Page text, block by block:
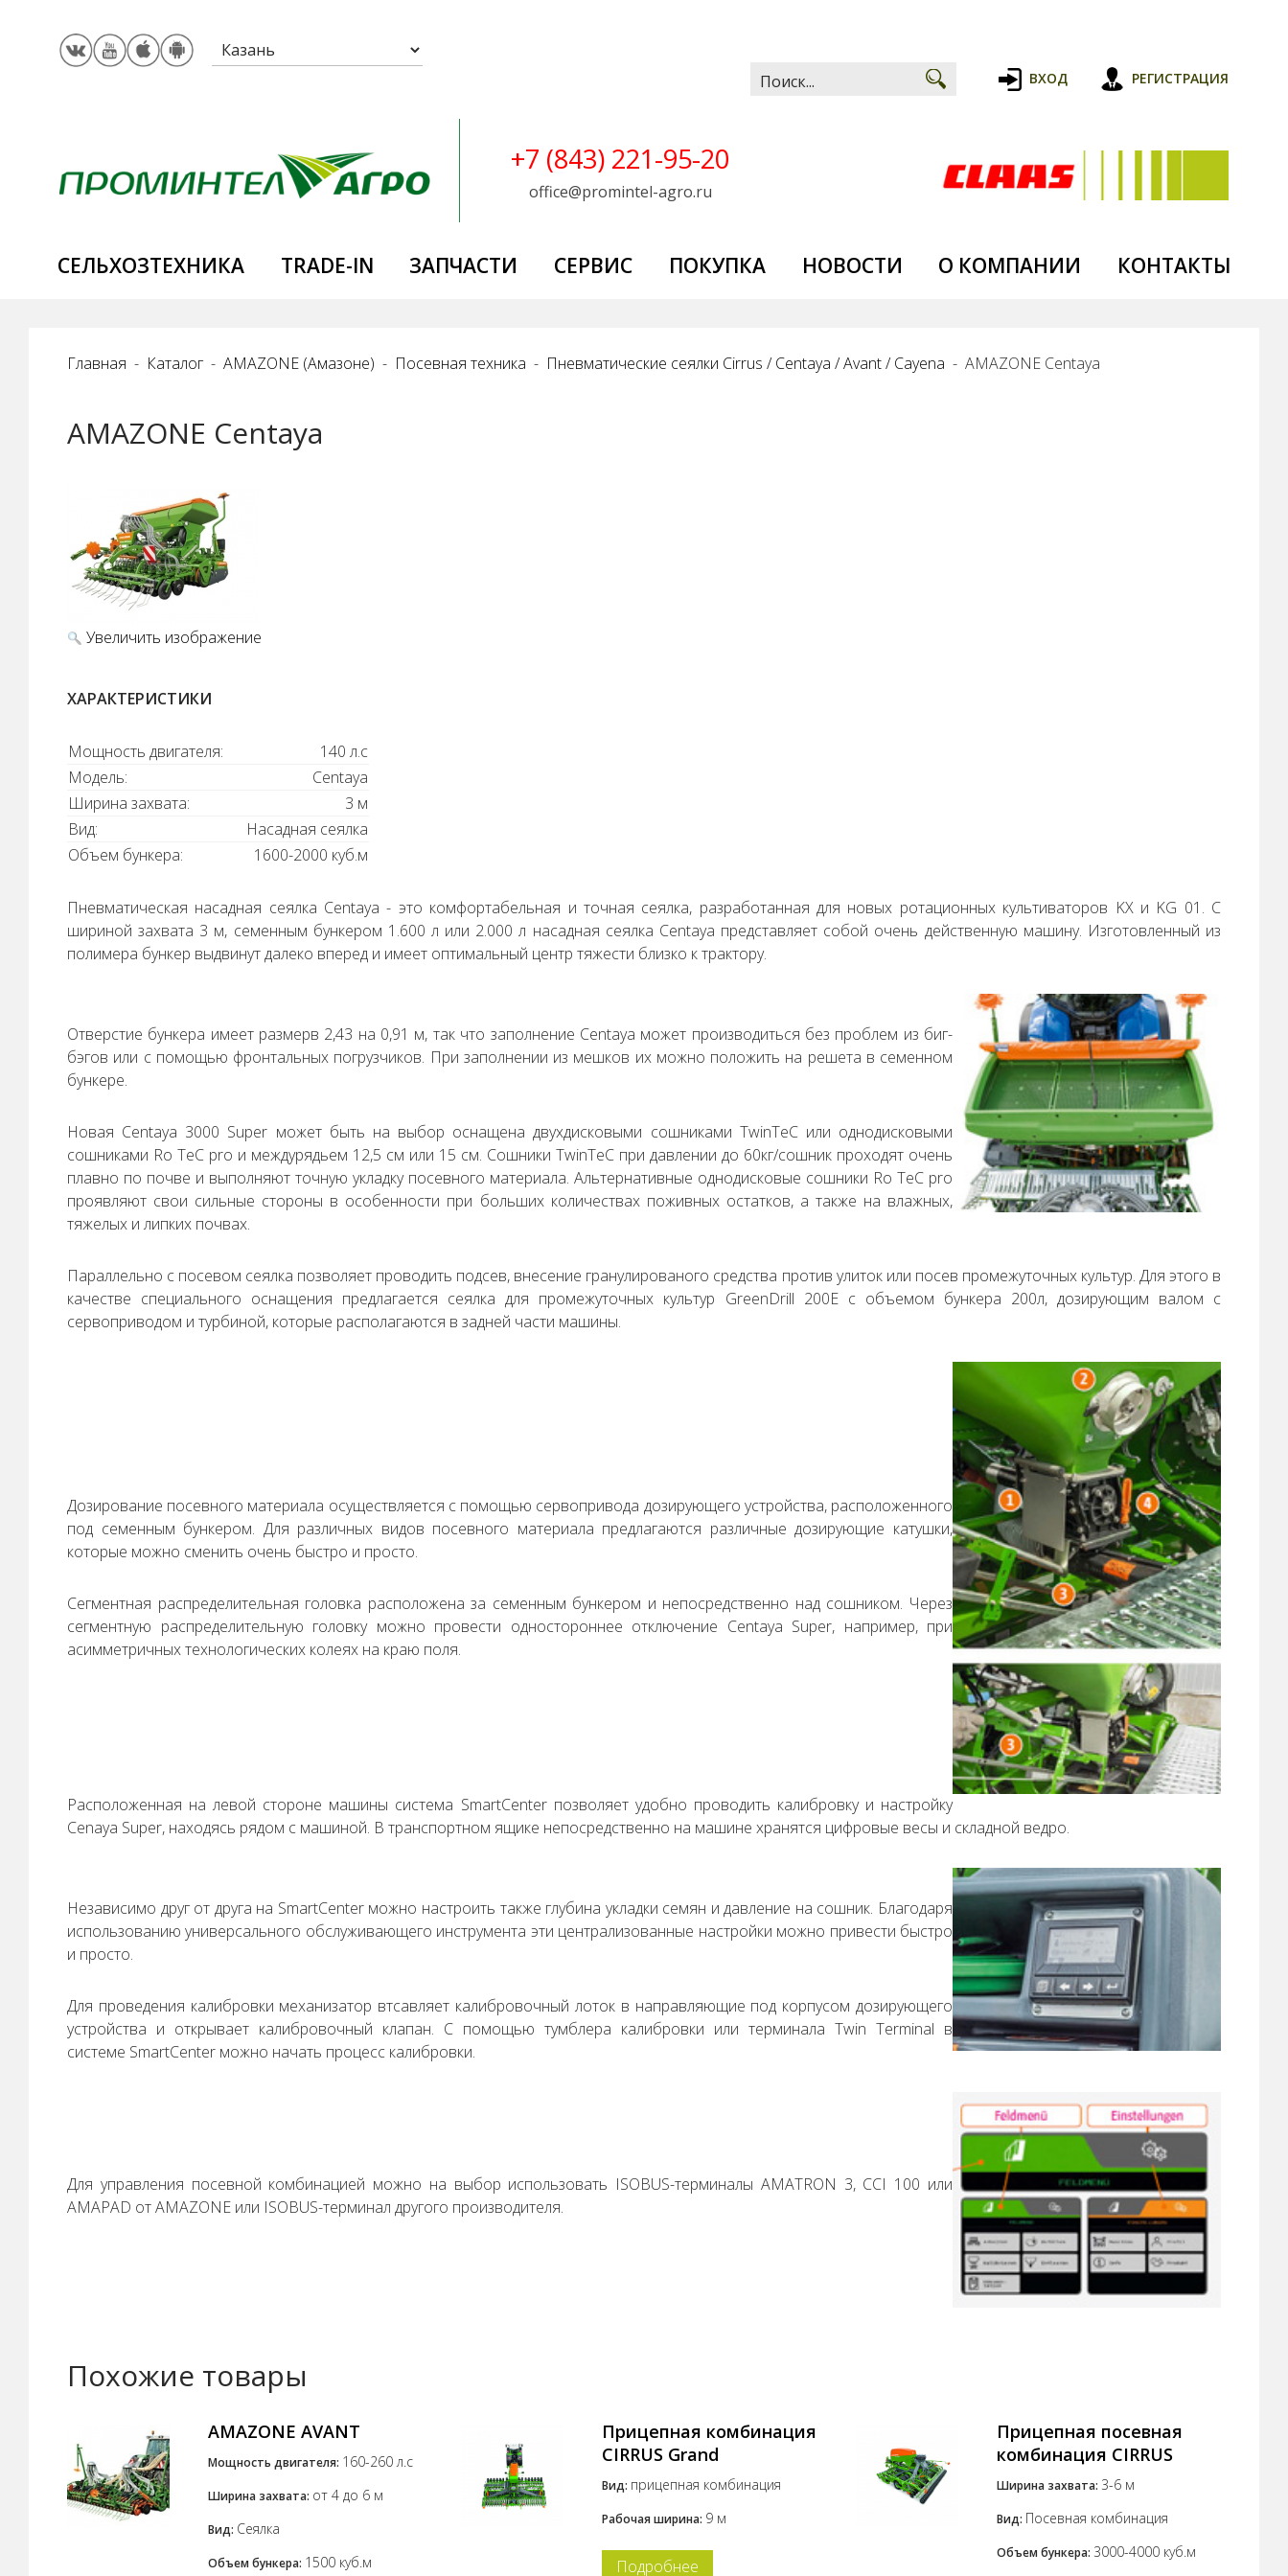
Искать... ВХОД РЕГИСТРАЦИЯ
+7 (843) 221-95-20
office@promintel-agro.ru
CЕЛЬХОЗТЕХНИКА TRADE-IN ЗАПЧАСТИ СЕРВИС ПОКУПКА НОВОСТИ О КОМПАНИИ КОНТАКТЫ
Главная Каталог AMAZONE (Амазоне) Посевная техника Пневматические сеялки Cirrus / Centaya / Avant / Cayena AMAZONE Centaya
AMAZONE Centaya
Увеличить изображение
ХАРАКТЕРИСТИКИ
Мощность двигателя:
140 л.с
Модель:
Centaya
Ширина захвата:
3 м
Вид:
Насадная сеялка
Объем бункера:
1600-2000 куб.м
Пневматическая насадная сеялка Centaya - это комфортабельная и точная сеялка, разработанная для новых ротационных культиваторов KX и KG 01. С
шириной захвата 3 м, семенным бункером 1.600 л или 2.000 л насадная сеялка Centaya представляет собой очень действенную машину. Изготовленный из
полимера бункер выдвинут далеко вперед и имеет оптимальный центр тяжести близко к трактору.
Отверстие бункера имеет размерв 2,43 на 0,91 м, так что заполнение Centaya может производиться без проблем из биг-
бэгов или с помощью фронтальных погрузчиков. При заполнении из мешков их можно положить на решета в семенном
бункере.
Новая Centaya 3000 Super может быть на выбор оснащена двухдисковыми сошниками TwinTeC или однодисковыми
сошниками Ro TeC pro и междурядьем 12,5 см или 15 см. Сошники TwinTeC при давлении до 60кг/сошник проходят очень
плавно по почве и выполняют точную укладку посевного материала. Альтернативные однодисковые сошники Ro TeC pro
проявляют свои сильные стороны в особенности при больших количествах поживных остатков, а также на влажных,
тяжелых и липких почвах.
Параллельно с посевом сеялка позволяет проводить подсев, внесение гранулированого средства против улиток или посев промежуточных культур. Для этого в
качестве специального оснащения предлагается сеялка для промежуточных культур GreenDrill 200E с объемом бункера 200л, дозирующим валом с
сервоприводом и турбиной, которые располагаются в задней части машины.
Дозирование посевного материала осуществляется с помощью сервопривода дозирующего устройства, расположенного
под семенным бункером. Для различных видов посевного материала предлагаются различные дозирующие катушки,
которые можно сменить очень быстро и просто.
Сегментная распределительная головка расположена за семенным бункером и непосредственно над сошником. Через
сегментную распределительную головку можно провести одностороннее отключение Centaya Super, например, при
асимметричных технологических колеях на краю поля.
Расположенная на левой стороне машины система SmartCenter позволяет удобно проводить калибровку и настройку
Cenaya Super, находясь рядом с машиной. В транспортном ящике непосредственно на машине хранятся цифровые весы и складной ведро.
Независимо друг от друга на SmartCenter можно настроить также глубина укладки семян и давление на сошник. Благодаря
использованию универсального обслуживающего инструмента эти централизованные настройки можно привести быстро
и просто.
Для проведения калибровки механизатор втсавляет калибровочный лоток в направляющие под корпусом дозирующего
устройства и открывает калибровочный клапан. С помощью тумблера калибровки или терминала Twin Terminal в
системе SmartCenter можно начать процесс калибровки.
Для управления посевной комбинацией можно на выбор использовать ISOBUS-терминалы AMATRON 3, CCI 100 или
AMAPAD от AMAZONE или ISOBUS-терминал другого производителя.
Похожие товары
AMAZONE AVANT
Мощность двигателя: 160-260 л.с
Ширина захвата: от 4 до 6 м
Вид: Сеялка
Объем бункера: 1500 куб.м
Прицепная комбинация
CIRRUS Grand
Вид: прицепная комбинация
Рабочая ширина: 9 м
Подробнее
Прицепная посевная
комбинация CIRRUS
Ширина захвата: 3-6 м
Вид: Посевная комбинация
Объем бункера: 3000-4000 куб.м